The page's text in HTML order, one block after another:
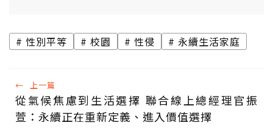
性別平等 校園 性侵 永續生活家庭
← 上一篇
從氣候焦慮到生活選擇 聯合線上總經理官振
萱：永續正在重新定義、進入價值選擇